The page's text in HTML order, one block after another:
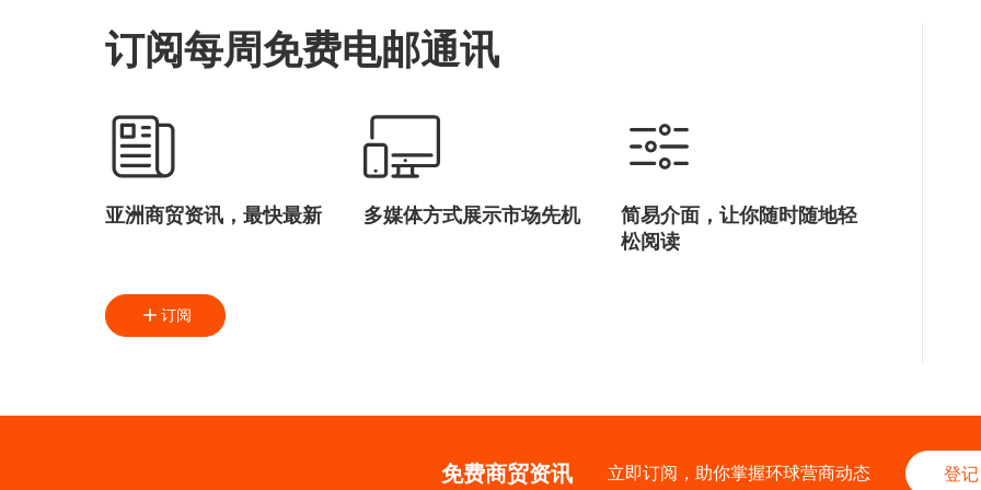
订阅每周免费电邮通讯
亚洲商贸资讯，最快最新 多媒体方式展示市场先机
简易介面，让你随时随地轻
松阅读
订阅
免费商贸资讯 立即订阅，助你掌握环球营商动态 登记